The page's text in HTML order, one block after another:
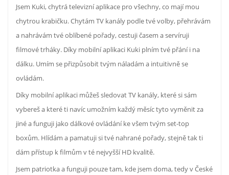
Jsem Kuki, chytrá televizní aplikace pro všechny, co mají mou
chytrou krabičku. Chytám TV kanály podle tvé volby, přehrávám
a nahrávám tvé oblíbené pořady, cestuji časem a servíruji
filmové trháky. Díky mobilní aplikaci Kuki plním tvé přání i na
dálku. Umím se přizpůsobit tvým náladám a intuitivně se
ovládám.
Díky mobilní aplikaci můžeš sledovat TV kanály, které si sám
vybereš a které ti navíc umožním každý měsíc tyto vyměnit za
jiné a funguji jako dálkové ovládání ke všem tvým set-top
boxům. Hlídám a pamatuji si tvé nahrané pořady, stejně tak ti
dám přístup k filmům v té nejvyšší HD kvalitě.
Jsem patriotka a funguji pouze tam, kde jsem doma, tedy v České